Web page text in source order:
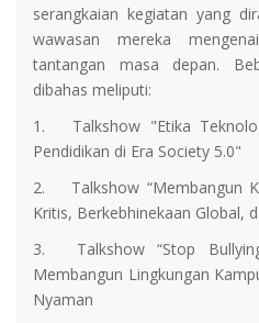
serangkaian kegiatan yang
wawasan mereka
tantangan masa depan.
dibahas meliputi:
1.
Talkshow "Etika
Pendidikan di Era Society 5.0"
2.
Talkshow “Membangun
Kritis, Berkebhinekaan Global,
3.
Talkshow “Stop
Membangun Lingkungan
Nyaman